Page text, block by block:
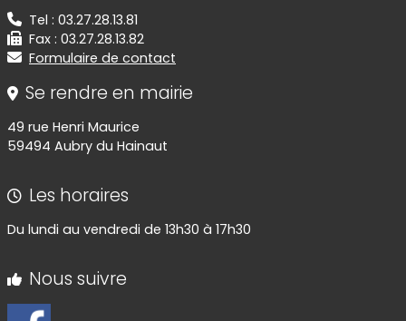
Tel : 03.27.28.13.81
Fax : 03.27.28.13.82
Formulaire de contact
Se rendre en mairie
49 rue Henri Maurice
59494 Aubry du Hainaut
Les horaires
Du lundi au vendredi de 13h30 à 17h30
Nous suivre